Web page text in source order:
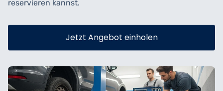
reservieren kannst.
Jetzt Angebot einholen